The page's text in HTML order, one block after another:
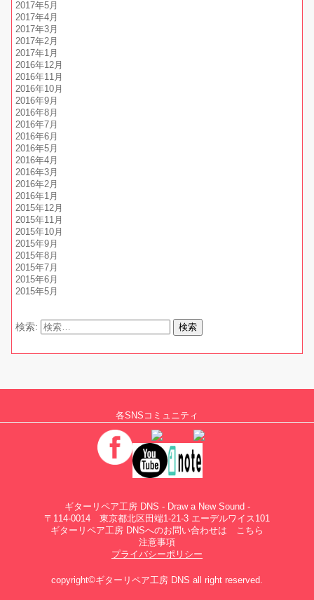
2017年5月
2017年4月
2017年3月
2017年2月
2017年1月
2016年12月
2016年11月
2016年10月
2016年9月
2016年8月
2016年7月
2016年6月
2016年5月
2016年4月
2016年3月
2016年2月
2016年1月
2015年12月
2015年11月
2015年10月
2015年9月
2015年8月
2015年7月
2015年6月
2015年5月
検索:
各SNSコミュニティ
ギターリペア工房 DNS - Draw a New Sound -
〒114-0014 東京都北区田端1-21-3 エーデルワイス101
ギターリペア工房 DNSへのお問い合わせは こちら
注意事項
プライバシーポリシー
copyright©ギターリペア工房 DNS all right reserved.